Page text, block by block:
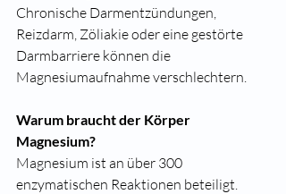
Chronische Darmentzündungen,
Reizdarm, Zöliakie oder eine gestörte
Darmbarriere können die
Magnesiumaufnahme verschlechtern.
Warum braucht der Körper
Magnesium?
Magnesium ist an über 300
enzymatischen Reaktionen beteiligt.